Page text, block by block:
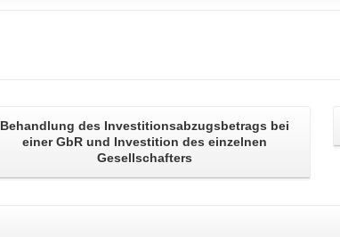
Behandlung des Investitionsabzugsbetragsbei
einer GbR und Investition des einzelnen
Gesellschafters